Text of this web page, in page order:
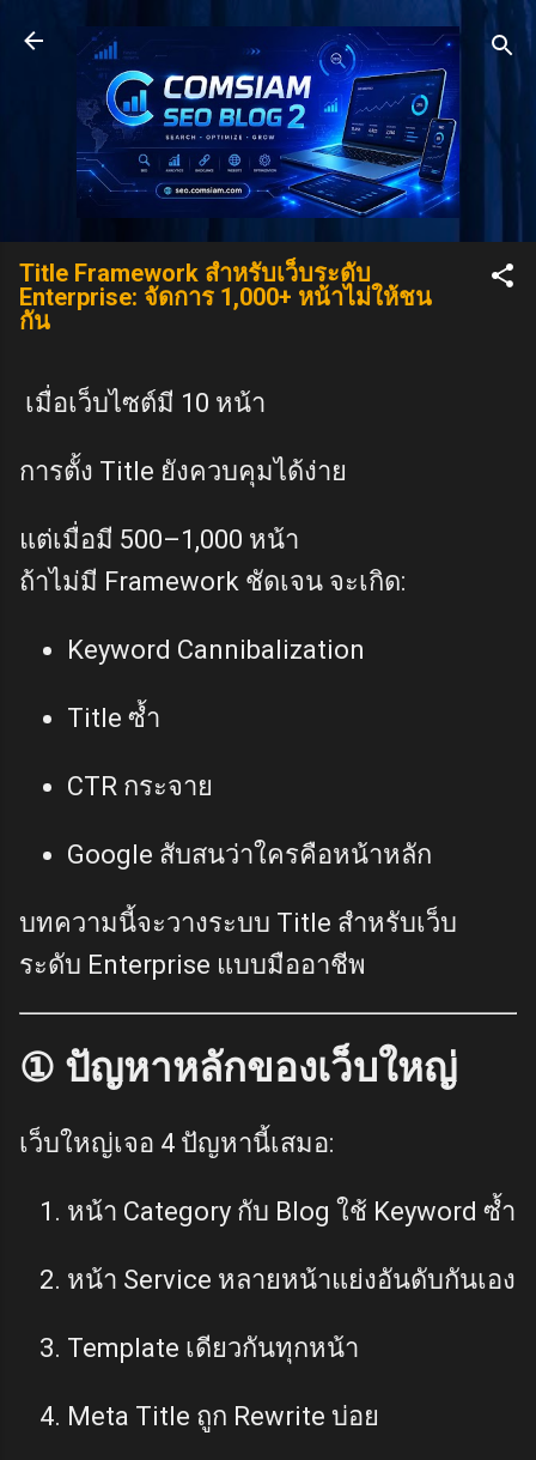
Skip to main content
Title Framework สำหรับเว็บระดับ
Enterprise: จัดการ 1,000+ หน้าไม่ให้ชน
กัน
เมื่อเว็บไซต์มี 10 หน้า
การตั้ง Title ยังควบคุมได้ง่าย
แต่เมื่อมี 500–1,000 หน้า
ถ้าไม่มี Framework ชัดเจน จะเกิด:
Keyword Cannibalization
Title ซ้ำ
CTR กระจาย
Google สับสนว่าใครคือหน้าหลัก
บทความนี้จะวางระบบ Title สำหรับเว็บ
ระดับ Enterprise แบบมืออาชีพ
① ปัญหาหลักของเว็บใหญ่
เว็บใหญ่เจอ 4 ปัญหานี้เสมอ:
หน้า Category กับ Blog ใช้ Keyword ซ้ำ
หน้า Service หลายหน้าแย่งอันดับกันเอง
Template เดียวกันทุกหน้า
Meta Title ถูก Rewrite บ่อย